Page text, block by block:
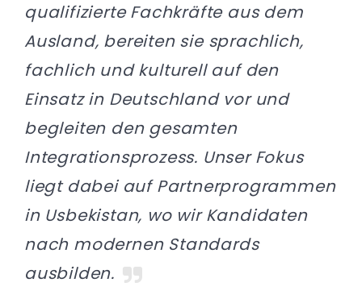
qualifizierte Fachkräfte aus dem
Ausland, bereiten sie sprachlich,
fachlich und kulturell auf den
Einsatz in Deutschland vor und
begleiten den gesamten
Integrationsprozess. Unser Fokus
liegt dabei auf Partnerprogrammen
in Usbekistan, wo wir Kandidaten
nach modernen Standards
ausbilden.